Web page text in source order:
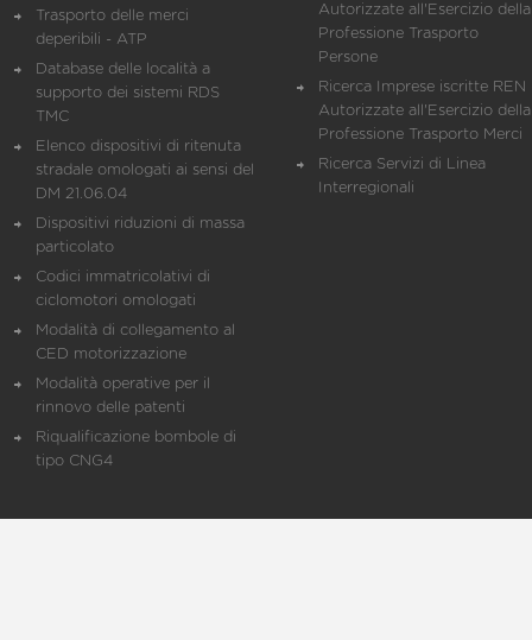
Trasporto delle merci
deperibili - ATP
Database delle località a
supporto dei sistemi RDS
TMC
Elenco dispositivi di ritenuta
stradale omologati ai sensi del
DM 21.06.04
Dispositivi riduzioni di massa
particolato
Codici immatricolativi di
ciclomotori omologati
Modalità di collegamento al
CED motorizzazione
Modalità operative per il
rinnovo delle patenti
Riqualificazione bombole di
tipo CNG4
Autorizzate all'Esercizio della
Professione Trasporto
Persone
Ricerca Imprese iscritte REN
Autorizzate all'Esercizio della
Professione Trasporto Merci
Ricerca Servizi di Linea
Interregionali